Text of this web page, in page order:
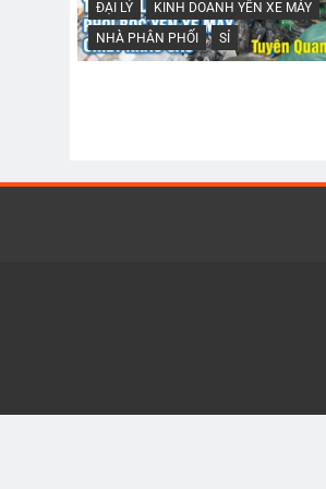
ĐẠI LÝ
KINH DOANH YÊN XE MÁY
NHÀ PHÂN PHỐI
SỈ